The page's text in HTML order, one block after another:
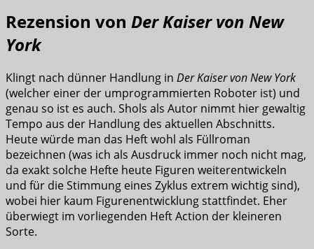
Rezension von Der Kaiser von New
York
Klingt nach dünner Handlung in Der Kaiser von New York
(welcher einer der umprogrammierten Roboter ist) und
genau so ist es auch. Shols als Autor nimmt hier gewaltig
Tempo aus der Handlung des aktuellen Abschnitts.
Heute würde man das Heft wohl als Füllroman
bezeichnen (was ich als Ausdruck immer noch nicht mag,
da exakt solche Hefte heute Figuren weiterentwickeln
und für die Stimmung eines Zyklus extrem wichtig sind),
wobei hier kaum Figurenentwicklung stattfindet. Eher
überwiegt im vorliegenden Heft Action der kleineren
Sorte.